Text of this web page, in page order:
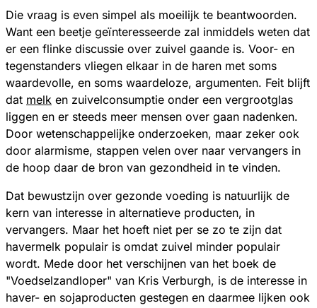
Die vraag is even simpel als moeilijk te beantwoorden.
Want een beetje geïnteresseerde zal inmiddels weten dat
er een flinke discussie over zuivel gaande is. Voor- en
tegenstanders vliegen elkaar in de haren met soms
waardevolle, en soms waardeloze, argumenten. Feit blijft
dat melk en zuivelconsumptie onder een vergrootglas
liggen en er steeds meer mensen over gaan nadenken.
Door wetenschappelijke onderzoeken, maar zeker ook
door alarmisme, stappen velen over naar vervangers in
de hoop daar de bron van gezondheid in te vinden.
Dat bewustzijn over gezonde voeding is natuurlijk de
kern van interesse in alternatieve producten, in
vervangers. Maar het hoeft niet per se zo te zijn dat
havermelk populair is omdat zuivel minder populair
wordt. Mede door het verschijnen van het boek de
"Voedselzandloper" van Kris Verburgh, is de interesse in
haver- en sojaproducten gestegen en daarmee lijken ook